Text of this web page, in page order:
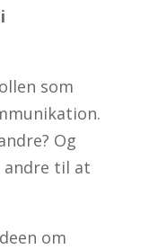
som
Og
andre til at
om